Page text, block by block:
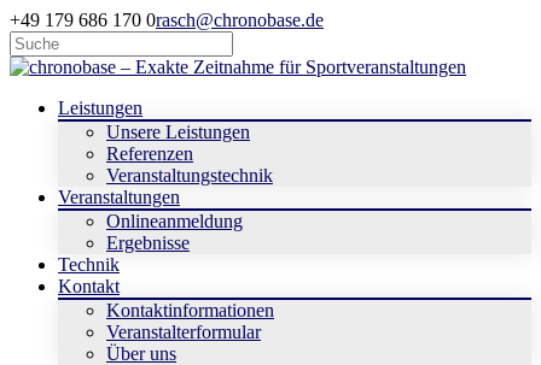
+49 179 686 170 0rasch@chronobase.de
Leistungen
Unsere Leistungen
Referenzen
Veranstaltungstechnik
Veranstaltungen
Onlineanmeldung
Ergebnisse
Technik
Kontakt
Kontaktinformationen
Veranstalterformular
Über uns